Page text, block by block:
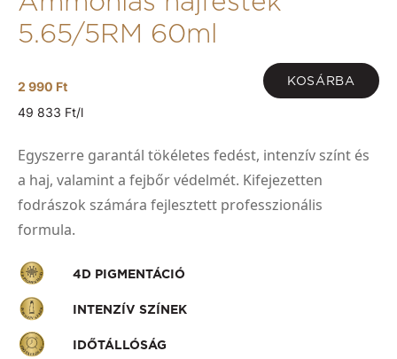
5.65/5RM 60ml
2 990 Ft KOSÁRBA
49 833 Ft/l
Egyszerre garantál tökéletes fedést, intenzív színt és
a haj, valamint a fejbőr védelmét. Kifejezetten
fodrászok számára fejlesztett professzionális
formula.
4D PIGMENTÁCIÓ
INTENZÍV SZÍNEK
IDŐTÁLLÓSÁG